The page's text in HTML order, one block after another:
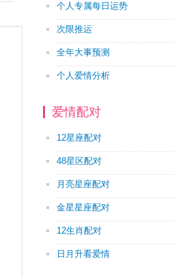
个人专属每日运势
次限推运
全年大事预测
个人爱情分析
爱情配对
12星座配对
48星区配对
月亮星座配对
金星星座配对
12生肖配对
日月升看爱情